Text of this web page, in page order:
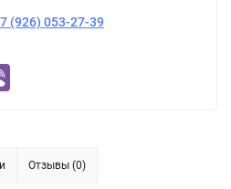
(926) 053-27-39
Отзывы (0)